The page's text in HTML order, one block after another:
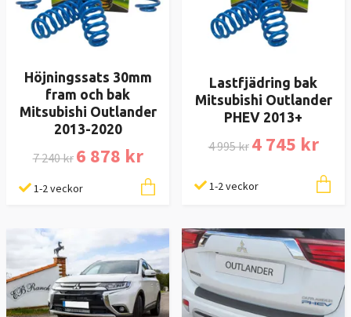
Höjningssats 30mm
fram och bak
Mitsubishi Outlander
2013-2020
7 240 kr 6 878 kr
1-2 veckor
Lastfjädring bak
Mitsubishi Outlander
PHEV 2013+
4 995 kr 4 745 kr
1-2 veckor